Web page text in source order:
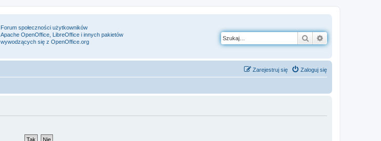
Forum społeczności użytkowników
Apache OpenOffice, LibreOffice i innych pakietów
wywodzących się z OpenOffice.org
Szukaj
Zaloguj się
Zarejestruj się